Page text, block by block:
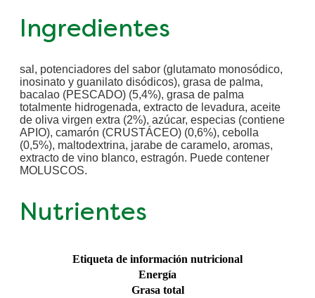
product
Ingredientes
sal, potenciadores del sabor (glutamato monosódico,
inosinato y guanilato disódicos), grasa de palma,
bacalao (PESCADO) (5,4%), grasa de palma
totalmente hidrogenada, extracto de levadura, aceite
de oliva virgen extra (2%), azúcar, especias (contiene
APIO), camarón (CRUSTÁCEO) (0,6%), cebolla
(0,5%), maltodextrina, jarabe de caramelo, aromas,
extracto de vino blanco, estragón. Puede contener
MOLUSCOS.
Nutrientes
Etiqueta de información nutricional
Energía
Grasa total